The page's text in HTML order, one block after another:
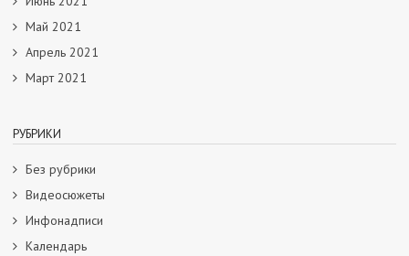
Май 2021
Апрель 2021
Март 2021
РУБРИКИ
Без рубрики
Видеосюжеты
Инфонадписи
Календарь